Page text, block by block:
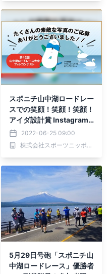
スポニチ山中湖ロードレー
スでの笑顔！笑顔！笑顔！
アイダ設計賞 Instagram
フォトコンテスト 当選者
発表
2022-06-25 09:00
株式会社スポーツニッポン新聞社
5月29日号砲「スポニチ山
中湖ロードレース」優勝者